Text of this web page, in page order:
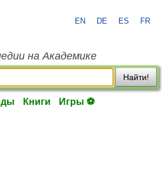
EN DE ES FR
на Академике
Найти!
Книги Игры ⚽